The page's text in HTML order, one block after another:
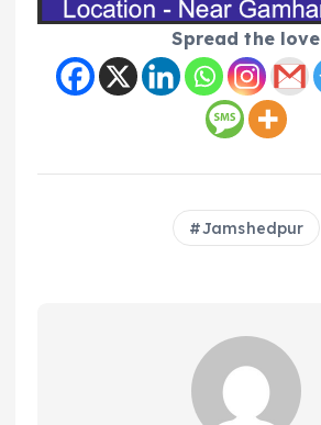
Spread the love
Jamshedpur